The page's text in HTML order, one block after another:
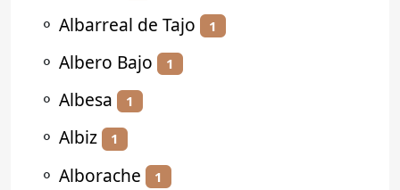
⚬ Albarreal de Tajo 1
⚬ Albero Bajo 1
⚬ Albesa 1
⚬ Albiz 1
⚬ Alborache 1